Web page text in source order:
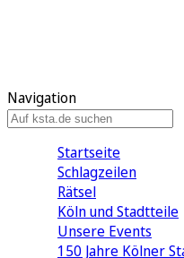
Navigation
Startseite
Schlagzeilen
Rätsel
Köln und Stadtteile
Unsere Events
150 Jahre Kölner